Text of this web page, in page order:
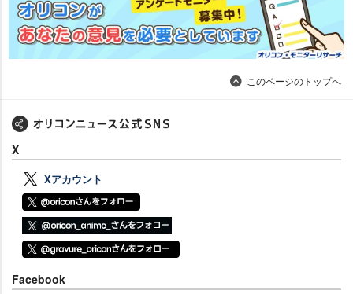
このページのトップへ
X
Xアカウント
Facebook